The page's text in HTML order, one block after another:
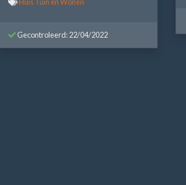
Huis Tuin en Wonen
Gecontroleerd: 22/04/2022